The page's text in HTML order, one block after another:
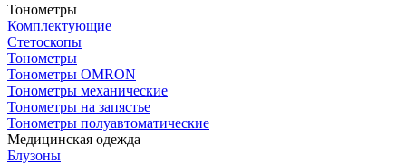
Тонометры
Комплектующие
Стетоскопы
Тонометры
Тонометры OMRON
Тонометры механические
Тонометры на запястье
Тонометры полуавтоматические
Медицинская одежда
Блузоны